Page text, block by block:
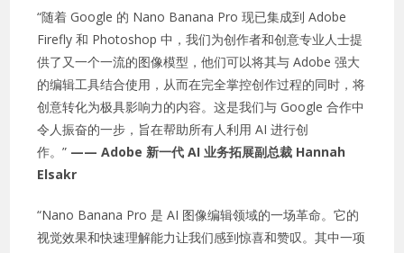
“随着 Google 的 Nano Banana Pro 现已集成到 Adob​​e
Firefly 和 Photoshop 中，我们为创作者和创意专业人士提
供了又一个一流的图像模型，他们可以将其与 Adob​​e 强大
的编辑工具结合使用，从而在完全掌控创作过程的同时，将
创意转化为极具影响力的内容。这是我们与 Google 合作中
令人振奋的一步，旨在帮助所有人利用 AI 进行创
作。” —— Adob​​e 新一代 AI 业务拓展副总裁 Hannah
Elsakr
“Nano Banana Pro 是 AI 图像编辑领域的一场革命。它的
视觉效果和快速理解能力让我们感到惊喜和赞叹。其中一项